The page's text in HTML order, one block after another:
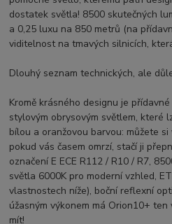
dostatek světla! 8500 skutečných
a 0,25 luxu na 850 metrů (na
viditelnost na tmavých silnicích,
Dlouhý seznam technických, ale
Kromě krásného designu je
stylovým obrysovým světlem, které
bílou a oranžovou barvou: můžete
pokud vás časem omrzí, stačí ji
označení E ECE R112 / R10 / R7,
světla 6000K pro moderní vzhled,
vlastnostech níže), boční reflexní
úžasným výkonem má Orion10+
mít!